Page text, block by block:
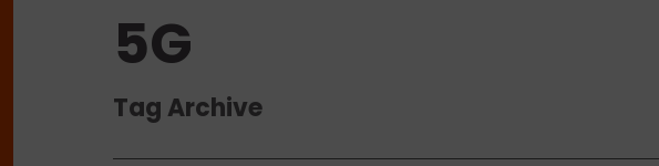
5G
Tag Archive